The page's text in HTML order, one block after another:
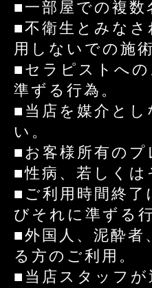
■一部屋での複数
■不衛生とみな
用しないでの施術
■セラピストへ
準ずる行為。
■当店を媒介と
い。
■お客様所有の
■性病、若しく
■ご利用時間終
びそれに準ずる行
■外国人、泥酔
る方のご利用。
■当店スタッフ